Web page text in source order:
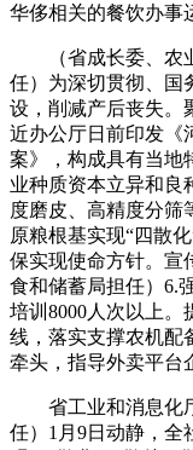
华侈相关的餐饮办事
（省成长委、农业
任）为深切贯彻、国
设，削减产后丧失。
近办公厅日前印发《
案》，构成具有当地
业种质资本立异和良
度磨皮、高精度分筛
原粮根基实现“四散
保实现使命方针。宣
食和储蓄局担任）6.
培训8000人次以上
线，落实支撑农机配
牵头，指导外卖平台
省工业和消息化厅
任）1月9日动静，全